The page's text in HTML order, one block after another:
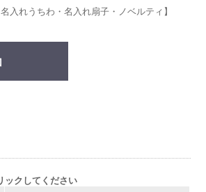
入れうちわ・名入れ扇子・ノベルティ】
ックしてください